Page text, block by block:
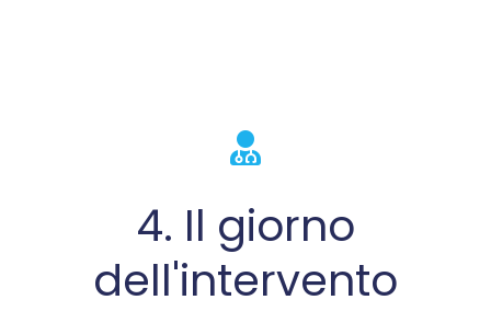
4. Il giorno
dell'intervento